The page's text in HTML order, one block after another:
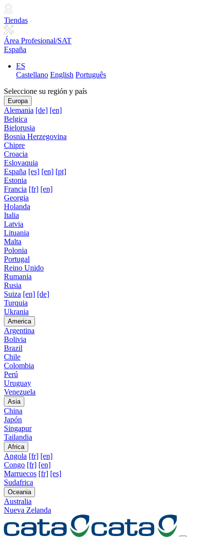
Tiendas
Área Profesional/SAT
España
ES
Castellano English Português
Seleccione su región y país
Europa
Alemania [de] [en]
Belgica
Bielorusia
Bosnia Herzegovina
Chipre
Croacia
Eslovaquia
España [es] [en] [pt]
Estonia
Francia [fr] [en]
Georgia
Holanda
Italia
Latvia
Lituania
Malta
Polonia
Portugal
Reino Unido
Rumania
Rusia
Suiza [en] [de]
Turquia
Ukrania
America
Argentina
Bolivia
Brazil
Chile
Colombia
Perú
Uruguay
Venezuela
Asia
China
Japón
Singapur
Tailandia
Africa
Angola [fr] [en]
Congo [fr] [en]
Marruecos [fr] [es]
Sudafrica
Oceania
Australia
Nueva Zelanda